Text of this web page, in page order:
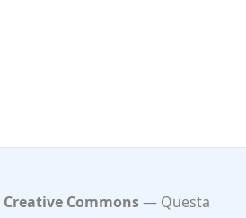
Creative Commons
Questa